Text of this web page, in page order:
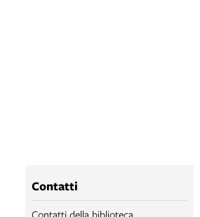
Contatti
Contatti della biblioteca